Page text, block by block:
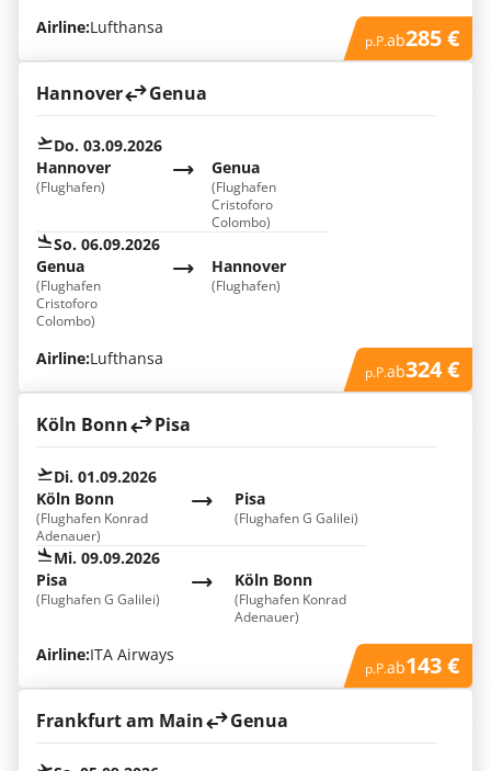
Airline:Lufthansa
p.P.ab285 €
Hannover Genua
Do. 03.09.2026
Hannover
(Flughafen)
Genua
(Flughafen
Cristoforo
Colombo)
So. 06.09.2026
Hannover
(Flughafen)
Genua
(Flughafen
Cristoforo
Colombo)
Airline:Lufthansa
p.P.ab324 €
Köln Bonn Pisa
Di. 01.09.2026
Köln Bonn
(Flughafen Konrad
Adenauer)
Pisa
(Flughafen G Galilei)
Mi. 09.09.2026
Köln Bonn
(Flughafen Konrad
Adenauer)
Pisa
(Flughafen G Galilei)
Airline:ITA Airways
p.P.ab143 €
Frankfurt am Main Genua